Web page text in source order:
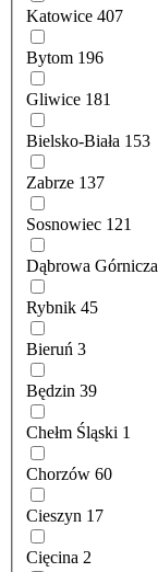
Katowice 407
Bytom 196
Gliwice 181
Bielsko-Biała 153
Zabrze 137
Sosnowiec 121
Dąbrowa Górnicza
Rybnik 45
Bieruń 3
Będzin 39
Chełm Śląski 1
Chorzów 60
Cieszyn 17
Cięcina 2